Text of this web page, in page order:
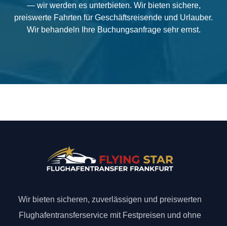
— wir werden es unterbieten. Wir bieten sichere,
preiswerte Fahrten für Geschäftsreisende und Urlauber.
Wir behandeln Ihre Buchungsanfrage sehr ernst.
Wir bieten sicheren, zuverlässigen und preiswerten
Flughafentransferservice mit Festpreisen und ohne